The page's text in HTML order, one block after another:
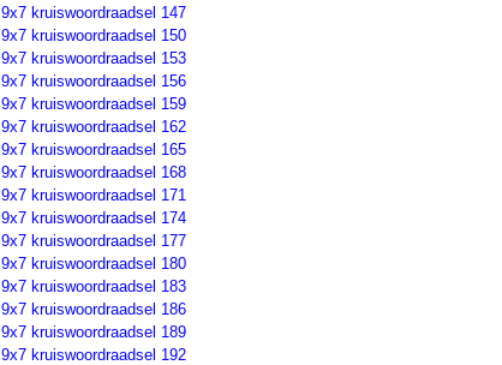
9x7 kruiswoordraadsel 147
9x7 kruiswoordraadsel 150
9x7 kruiswoordraadsel 153
9x7 kruiswoordraadsel 156
9x7 kruiswoordraadsel 159
9x7 kruiswoordraadsel 162
9x7 kruiswoordraadsel 165
9x7 kruiswoordraadsel 168
9x7 kruiswoordraadsel 171
9x7 kruiswoordraadsel 174
9x7 kruiswoordraadsel 177
9x7 kruiswoordraadsel 180
9x7 kruiswoordraadsel 183
9x7 kruiswoordraadsel 186
9x7 kruiswoordraadsel 189
9x7 kruiswoordraadsel 192